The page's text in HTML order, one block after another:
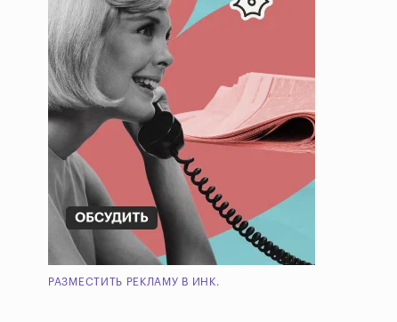
РАЗМЕСТИТЬ РЕКЛАМУ В ИНК.